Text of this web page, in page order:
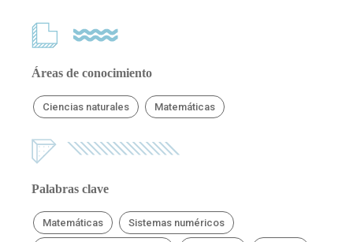
Áreas de conocimiento
Ciencias naturales Matemáticas
Palabras clave
Matemáticas Sistemas numéricos